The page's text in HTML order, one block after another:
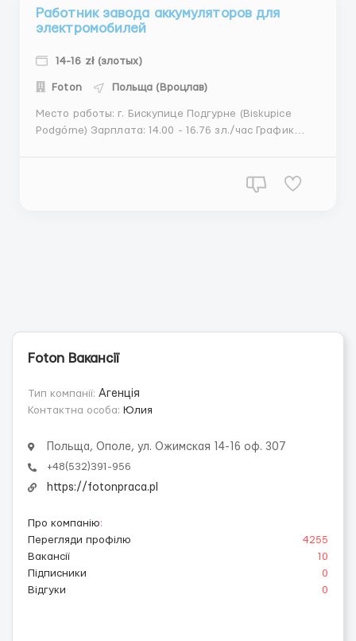
Работник завода аккумуляторов для
электромобилей
14-16 zł (злотых)
Foton Польща (Вроцлав)
Место работы: г. Бискупице Подгурне (Biskupice
Podgórne) Зарплата: 14.00 - 16.76 зл./час График
полностью автоматизированное. Работа на разных
Foton Вакансії
Тип компанії: Агенція
Контактна особа: Юлия
Польща, Ополе, ул. Ожимская 14-16 оф. 307
+48(532)391-956
https://fotonpraca.pl
Про компанію:
Перегляди профілю
4255
Вакансії
10
Підписники
0
Відгуки
0